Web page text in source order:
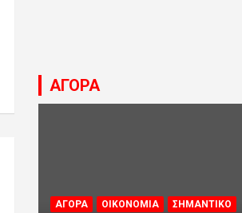
ΑΓΟΡΑ
ΑΓΟΡΑ ΟΙΚΟΝΟΜΙΑ ΣΗΜΑΝΤΙΚΟ